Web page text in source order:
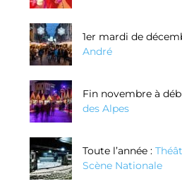
1er mardi de
André
Fin novembre à
des Alpes
Toute l’année :
Scène Nationale